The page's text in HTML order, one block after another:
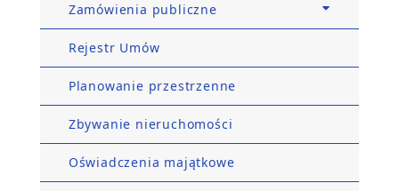
Zamówienia publiczne
Rejestr Umów
Planowanie przestrzenne
Zbywanie nieruchomości
Oświadczenia majątkowe